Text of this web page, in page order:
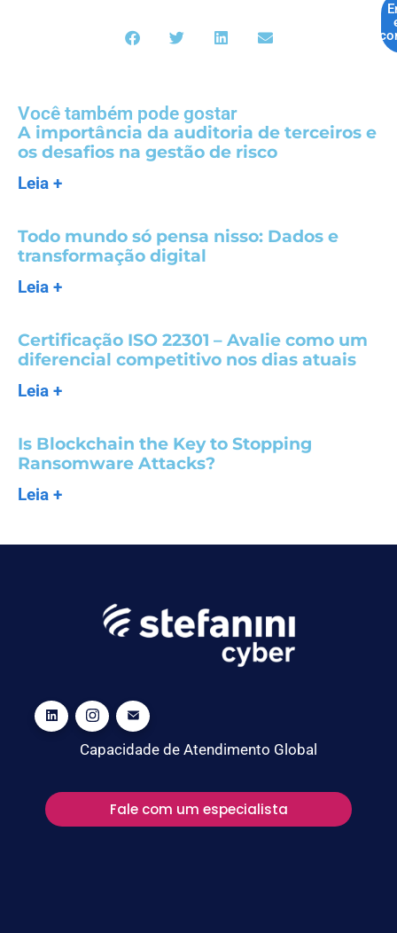
Você também pode gostar
A importância da auditoria de terceiros e
os desafios na gestão de risco
Leia +
Todo mundo só pensa nisso: Dados e
transformação digital
Leia +
Certificação ISO 22301 – Avalie como um
diferencial competitivo nos dias atuais
Leia +
Is Blockchain the Key to Stopping
Ransomware Attacks?
Leia +
Capacidade de Atendimento Global
Fale com um especialista